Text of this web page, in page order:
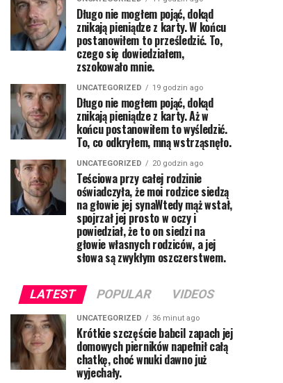
Długo nie mogłem pojąć, dokąd
znikają pieniądze z karty. W końcu
postanowiłem to prześledzić. To,
czego się dowiedziałem,
zszokowało mnie.
UNCATEGORIZED 19 godzin ago
Długo nie mogłem pojąć, dokąd
znikają pieniądze z karty. Aż w
końcu postanowiłem to wyśledzić.
To, co odkryłem, mną wstrząsnęło.
UNCATEGORIZED 20 godzin ago
Teściowa przy całej rodzinie
oświadczyła, że moi rodzice siedzą
na głowie jej synaWtedy mąż wstał,
spojrzał jej prosto w oczy i
powiedział, że to on siedzi na
głowie własnych rodziców, a jej
słowa są zwykłym oszczerstwem.
LATEST POPULAR VIDEOS
UNCATEGORIZED 36 minut ago
Krótkie szczęście babciI zapach jej
domowych pierników napełnił całą
chatkę, choć wnuki dawno już
wyjechały.